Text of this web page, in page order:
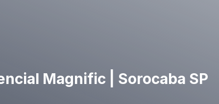
Magnific | Sorocaba SP